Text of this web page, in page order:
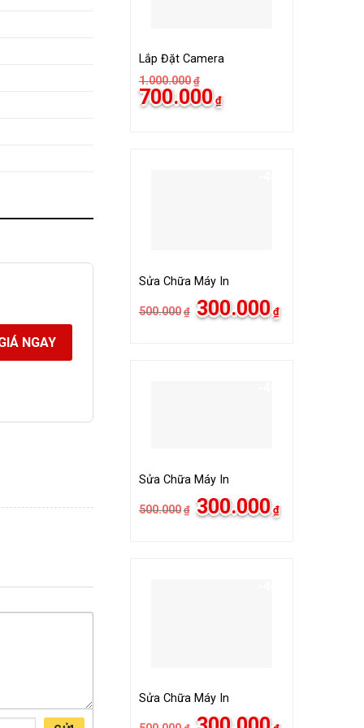
Lắp Đặt Camera
1.000.000 ₫
Giá
gốc
700.000 ₫hiện
tại
Sửa Chữa Máy In
500.000 ₫
Giá
gốc
300.000 ₫hiện
Sửa Chữa Máy In
500.000 ₫
Giá
gốc
300.000 ₫hiện
Sửa Chữa Máy In
Giá
NGAY